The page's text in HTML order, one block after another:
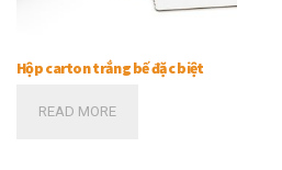
Hộp carton trắng bế đặc biệt
READ MORE